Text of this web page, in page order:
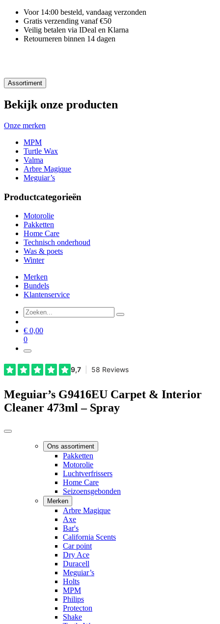
Voor 14:00 besteld, vandaag verzonden
Gratis verzending vanaf €50
Veilig betalen via IDeal en Klarna
Retourneren binnen 14 dagen
Assortiment
Bekijk onze producten
Onze merken
MPM
Turtle Wax
Valma
Arbre Magique
Meguiar’s
Productcategorieën
Motorolie
Pakketten
Home Care
Technisch onderhoud
Was & poets
Winter
Merken
Bundels
Klantenservice
€ 0,00
0
Meguiar’s G9416EU Carpet & Interior
Cleaner 473ml – Spray
Ons assortiment
Pakketten
Motorolie
Luchtverfrissers
Home Care
Seizoensgebonden
Merken
Arbre Magique
Axe
Bar's
California Scents
Car point
Dry Ace
Duracell
Meguiar’s
Holts
MPM
Philips
Protecton
Shake